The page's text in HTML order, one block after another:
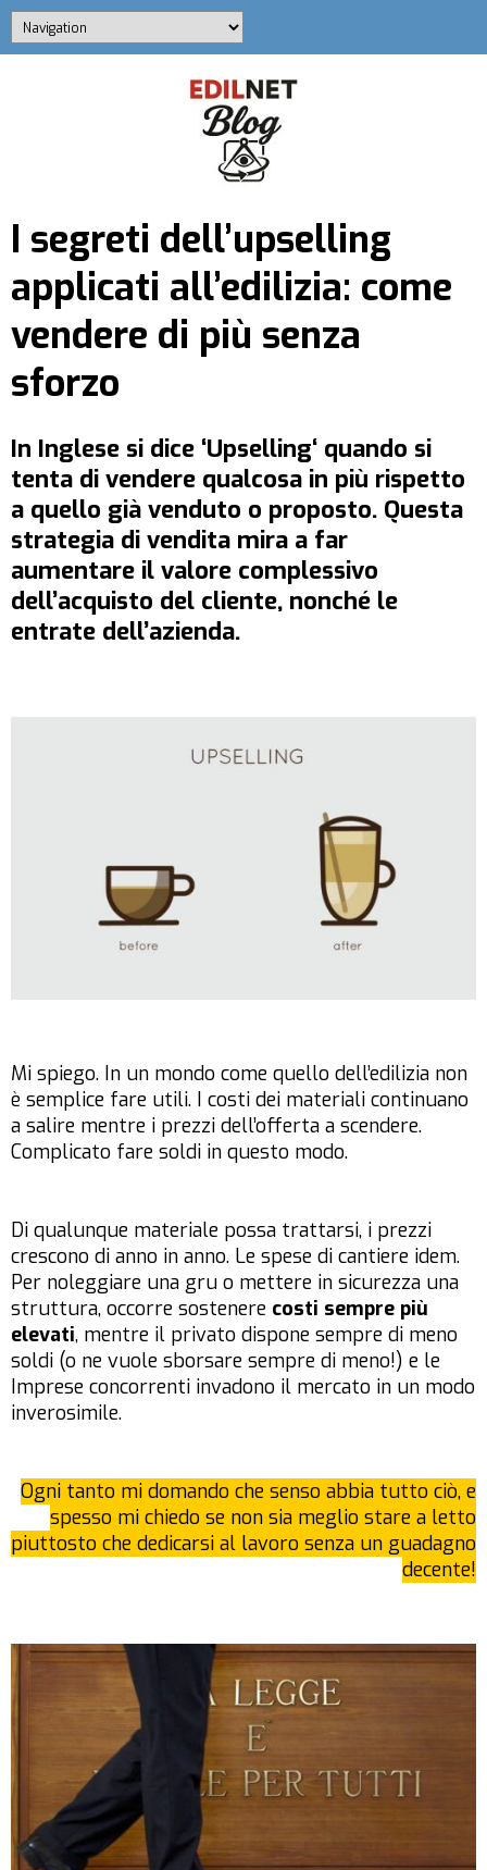
I segreti dell’upselling
applicati all’edilizia: come
vendere di più senza
sforzo
In Inglese si dice ‘Upselling‘ quando si
tenta di vendere qualcosa in più rispetto
a quello già venduto o proposto. Questa
strategia di vendita mira a far
aumentare il valore complessivo
dell’acquisto del cliente, nonché le
entrate dell’azienda.
Mi spiego. In un mondo come quello dell’edilizia non
è semplice fare utili. I costi dei materiali continuano
a salire mentre i prezzi dell’offerta a scendere.
Complicato fare soldi in questo modo.
Di qualunque materiale possa trattarsi, i prezzi
crescono di anno in anno. Le spese di cantiere idem.
Per noleggiare una gru o mettere in sicurezza una
struttura, occorre sostenere costi sempre più
elevati, mentre il privato dispone sempre di meno
soldi (o ne vuole sborsare sempre di meno!) e le
Imprese concorrenti invadono il mercato in un modo
inverosimile.
Ogni tanto mi domando che senso abbia tutto ciò, e
spesso mi chiedo se non sia meglio stare a letto
piuttosto che dedicarsi al lavoro senza un guadagno
decente!